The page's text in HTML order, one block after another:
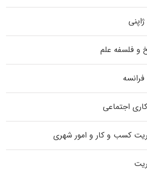
و فلسفه علم
اجتماعی
کسب و کار و امور شهری